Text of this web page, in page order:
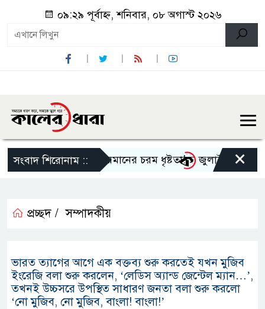
০৯:২৯ পূর্বাহ্ন, শনিবার, ০৮ অগাস্ট ২০২৬
সংবাদ শিরোনাম ::
বহুরূপী সোলায়মানের চরম ধৃষ্টতা! জুলাই গণ-অভ্যুত্থান
×
প্রচ্ছদ / সম্পাদকীয়
ভারত ত্যাগের আগে এক বক্তব্য শুরু করতেই যখন মুজিব
ইংরেজি বলা শুরু করলেন, ‘লেডিস অ্যান্ড জেন্টেল ম্যান…’,
তখনই উচ্চসরে উপস্থিত সাধারণ জনতা বলা শুরু করলো
‘নো মুজিব, নো মুজিব, বাংলা! বাংলা!’